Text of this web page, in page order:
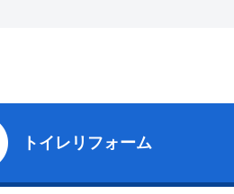
トイレリフォーム